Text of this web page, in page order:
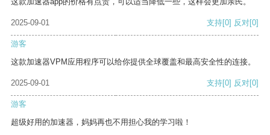
2025-09-01 支持[0] 反对[0]
游客
这款加速器VPM应用程序可以给你提供全球覆盖和最高安全性的连接。
2025-09-01 支持[0] 反对[0]
游客
超级好用的加速器，妈妈再也不用担心我的学习啦！